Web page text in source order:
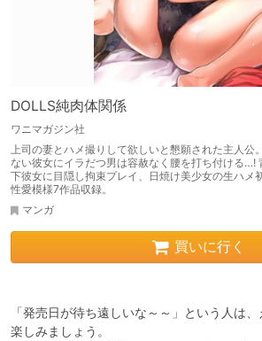
DOLLS純肉体関係
ワニマガジン社
上司の妻とハメ撮りして欲しいと懇願された主人公
ない彼女にイラだつ男は容赦なく腰を打ち付ける…!
下彼女に目隠し拘束プレイ、日焼け美少女の生ハメ
性愛模様7作品収録。
マンガ
買いに行く
「発売日が待ち遠しいな～～」という人は
楽しみましょう。